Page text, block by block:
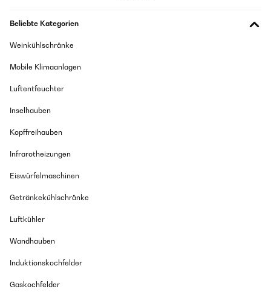
Beliebte Kategorien
Weinkühlschränke
Mobile Klimaanlagen
Luftentfeuchter
Inselhauben
Kopffreihauben
Infrarotheizungen
Eiswürfelmaschinen
Getränkekühlschränke
Luftkühler
Wandhauben
Induktionskochfelder
Gaskochfelder